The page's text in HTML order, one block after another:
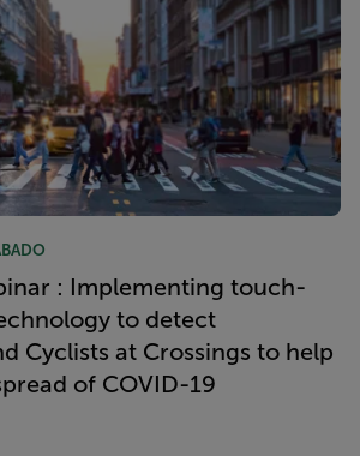
: Implementing touch-
to detect
Cyclists at Crossings to help
of COVID-19